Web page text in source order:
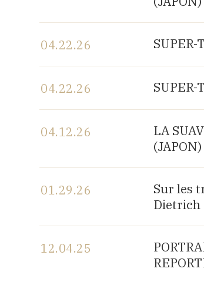
04.22.26
04.22.26
04.12.26
LA
(JAPON)
01.29.26
Sur les
Dietrich
12.04.25